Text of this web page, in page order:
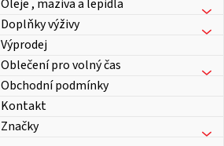
Oleje , maziva a lepidla
Doplňky výživy
Výprodej
Oblečení pro volný čas
Obchodní podmínky
Kontakt
Značky